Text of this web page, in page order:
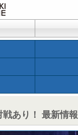
戦あり！ 最新情